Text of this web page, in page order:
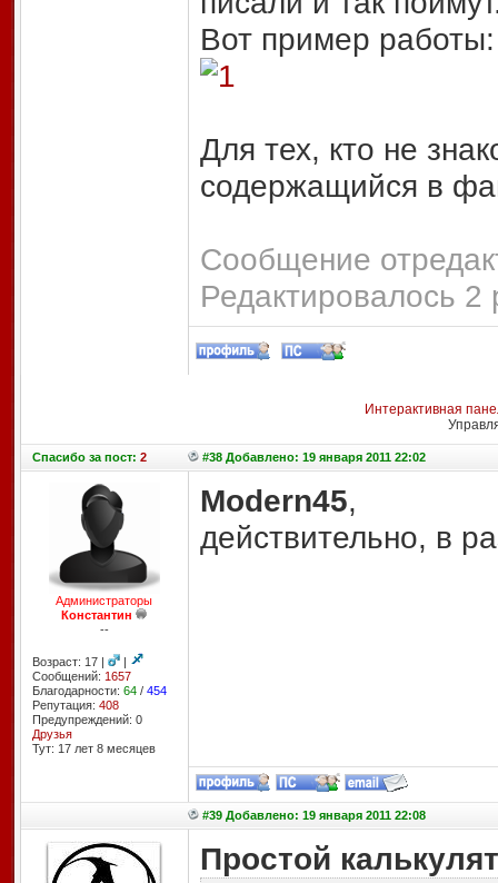
Вот пример работы:
Для тех, кто не
содержащийся в
Сообщение
Редактировалось 2
Интерактивная
Спасибоза пост: 2 #38 Добавлено: 19 января 2011 22:02
Администраторы
Константин
--
Возраст: 17 |
|
Сообщений: 1657
Благодарности: 64/ 454
Репутация: 408
Предупреждений: 0
Друзья
Тут: 17 лет 8 месяцев
Modern45,
действительно, в
#39 Добавлено: 19 января 2011 22:08
Простой